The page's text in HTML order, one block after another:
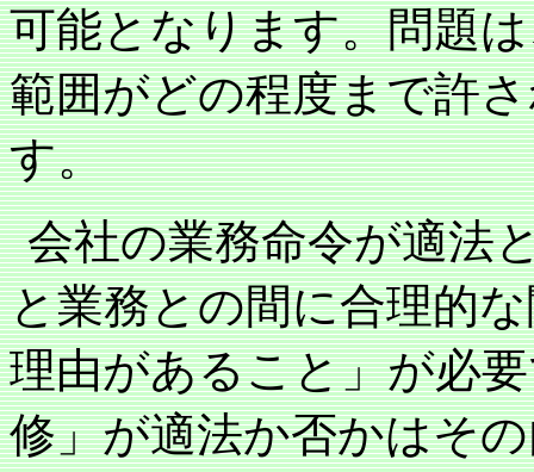
可能となります。問題
範囲がどの程度まで許
す。
会社の業務命令が適法
と業務との間に合理的
理由があること」が必
修」が適法か否かはそ